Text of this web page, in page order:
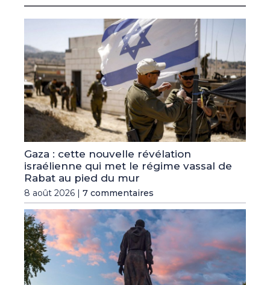
Gaza : cette nouvelle révélation
israélienne qui met le régime vassal de
Rabat au pied du mur
8 août 2026 | 7 commentaires